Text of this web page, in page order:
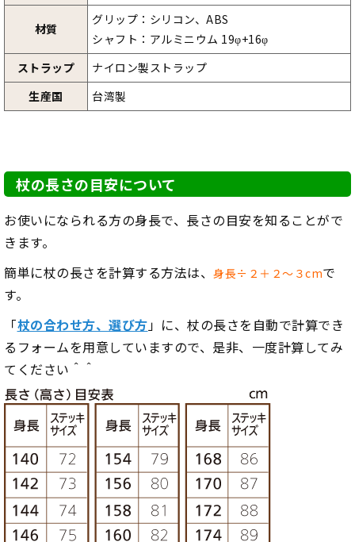
材質
グリップ：シリコン、ABS
シャフト：アルミニウム 19φ+16φ
ストラップ
ナイロン製ストラップ
生産国
台湾製
杖の長さの目安について
お使いになられる方の身長で、長さの目安を知ることがで
きます。
簡単に杖の長さを計算する方法は、 身長÷２＋２～３cmで
す。
「杖の合わせ方、選び方」に、杖の長さを自動で計算でき
るフォームを用意していますので、是非、一度計算してみ
てください＾＾